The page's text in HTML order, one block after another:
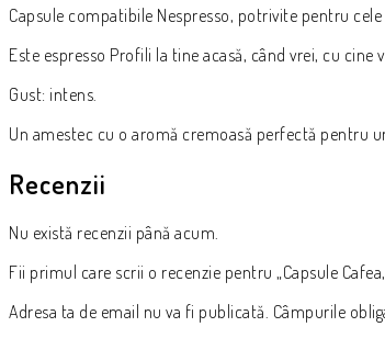
Capsule compatibile Nespresso, potrivite pentru
Este espresso Profili la tine acasă, când vrei, cu cine
Gust: intens.
Un amestec cu o aromă cremoasă perfectă pentru
Recenzii
Nu există recenzii până acum.
Fii primul care scrii o recenzie pentru „Capsule
Adresa ta de email nu va fi publicată. Câmpurile